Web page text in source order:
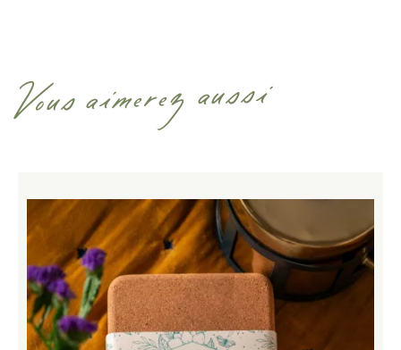
Vous aimerez aussi